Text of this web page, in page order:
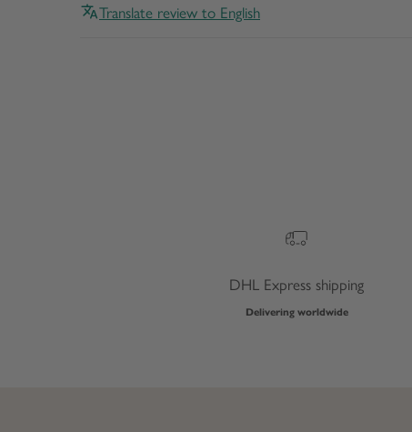
Translate review to English
DHL Express shipping
Delivering worldwide